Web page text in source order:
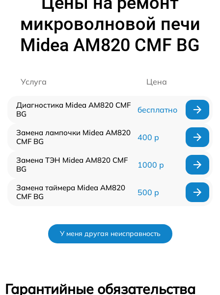
микроволновой печи
Midea AM820 CMF BG
Услуга Цена
Диагностика Midea AM820 CMF
BG
бесплатно
Замена лампочки Midea AM820
CMF BG
400 р
Замена ТЭН Midea AM820 CMF
BG
1000 р
Замена таймера Midea AM820
CMF BG
500 р
У меня другая неисправность
Гарантийные обязательства